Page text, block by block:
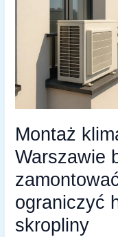
Montaż
Warszawie
ograniczyć
skropliny
ZAMONTOWAĆ
JEDNOSTKĘ,
JAK
OGRANICZYĆ
HAŁAS
ROZWIĄZAĆ
SKROPLINY